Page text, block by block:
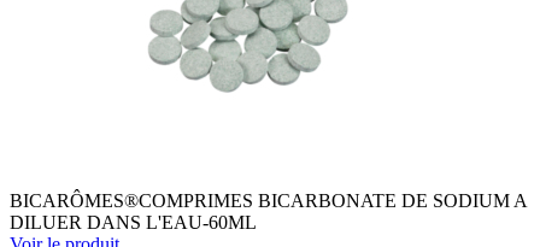
BICARÔMES®COMPRIMES BICARBONATE DE SODIUM A
DILUER DANS L'EAU-60ML